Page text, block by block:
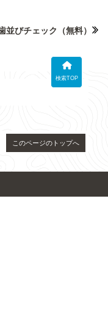
検索TOP
並びチェック （無料）
このページのトップへ